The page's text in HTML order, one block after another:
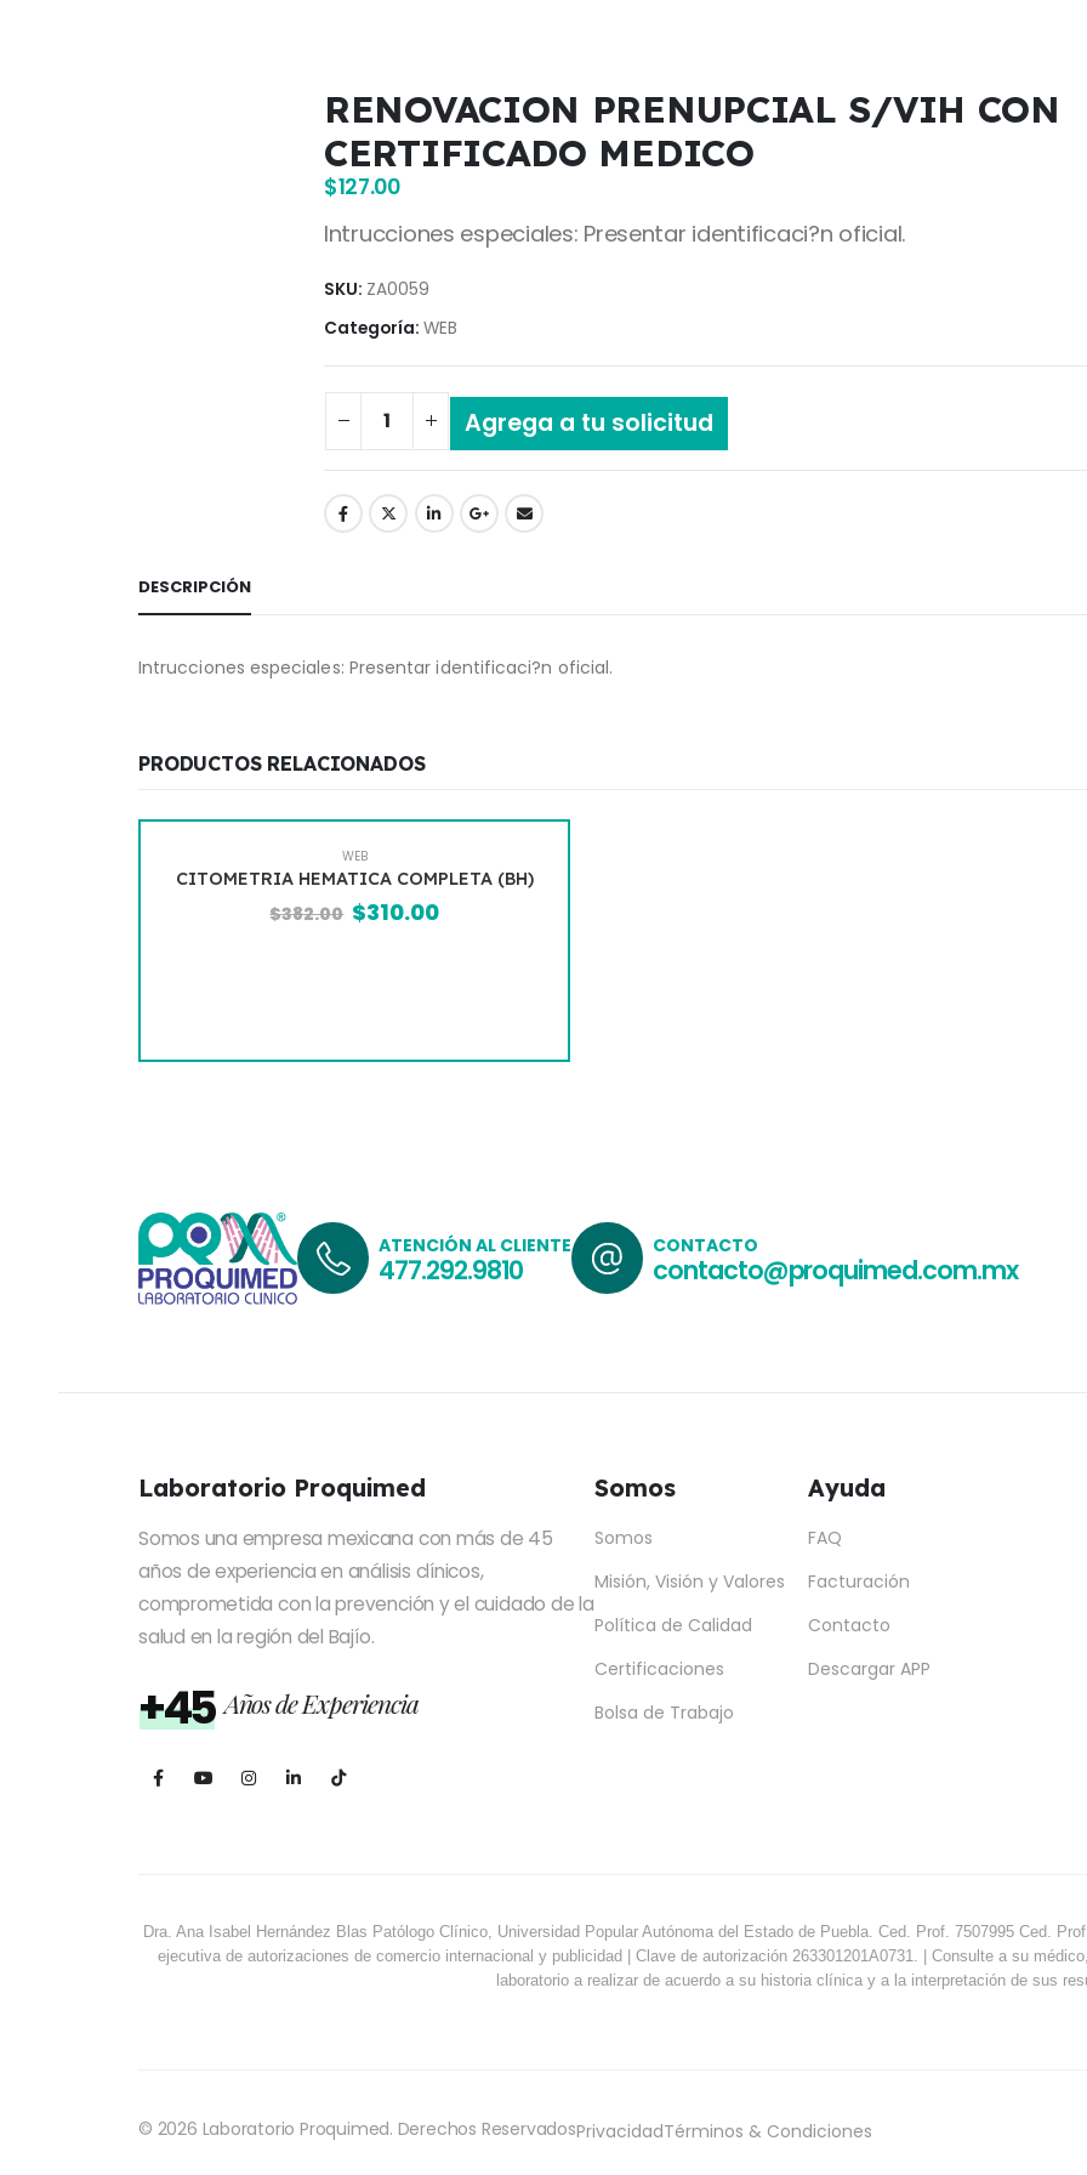
RENOVACION PRENUPCIAL S/VIH CON
CERTIFICADO MEDICO
$127.00
Intrucciones especiales: Presentar identificaci?n oficial.
SKU: ZA0059
Categoría: WEB
Agrega a tu solicitud
DESCRIPCIÓN
Intrucciones especiales: Presentar identificaci?n oficial.
PRODUCTOS RELACIONADOS
HEMATICA COMPLETA (BH) EXAMEN GENERAL DE ORINA
ATENCIÓN AL CLIENTE
477.292.9810
CONTACTO
contacto@proquimed.com.mx
Laboratorio Proquimed
Somos una empresa mexicana con más de 45
años de experiencia en análisis clínicos,
comprometida con la prevención y el cuidado de la
salud en la región del Bajío.
+45 Años de Experiencia
Somos
Somos
Misión, Visión y Valores
Política de Calidad
Certificaciones
Bolsa de Trabajo
Ayuda
FAQ
Facturación
Contacto
Descargar APP
Dra. Ana Isabel Hernández Blas Patólogo Clínico, Universidad Popular Autónoma del Estado de Puebla. Ced. Prof. 7507995 Ced.
ejecutiva de autorizaciones de comercio internacional y publicidad | Clave de autorización 263301201A0731. | Consulte a su
laboratorio a realizar de acuerdo a su historia clínica y a la interpretación de sus
© 2026 Laboratorio Proquimed. Derechos ReservadosPrivacidadTérminos & Condiciones